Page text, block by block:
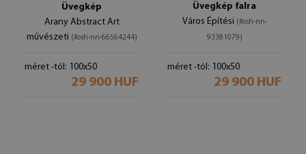
Üvegkép
Arany Abstract Art
művészeti (#osh-nn-66564244)
méret -tól: 100x50
29 900 HUF
Üvegkép falra
Város Építési (#osh-nn-
93381079)
méret -tól: 100x50
29 900 HUF